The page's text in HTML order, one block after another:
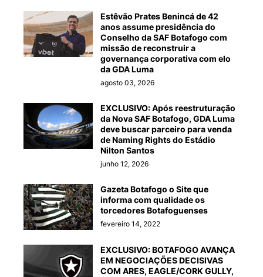
Estêvão Prates Benincá de 42
anos assume presidência do
Conselho da SAF Botafogo com
missão de reconstruir a
governança corporativa com elo
da GDA Luma
agosto 03, 2026
EXCLUSIVO: Após reestruturação
da Nova SAF Botafogo, GDA Luma
deve buscar parceiro para venda
de Naming Rights do Estádio
Nilton Santos
junho 12, 2026
Gazeta Botafogo o Site que
informa com qualidade os
torcedores Botafoguenses
fevereiro 14, 2022
EXCLUSIVO: BOTAFOGO AVANÇA
EM NEGOCIAÇÕES DECISIVAS
COM ARES, EAGLE/CORK GULLY,